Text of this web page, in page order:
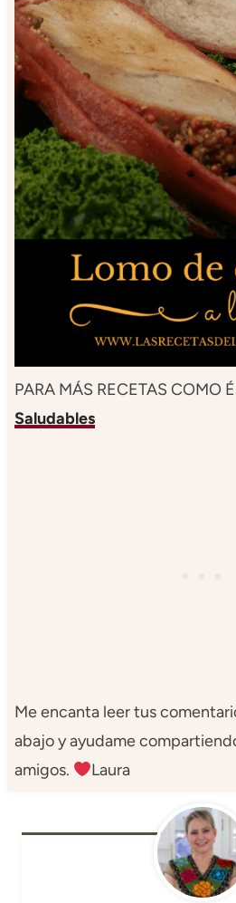
PARA MÁS RECETAS COMO
Saludables
Me encanta leer tus
abajo y ayudame
amigos.
Laura